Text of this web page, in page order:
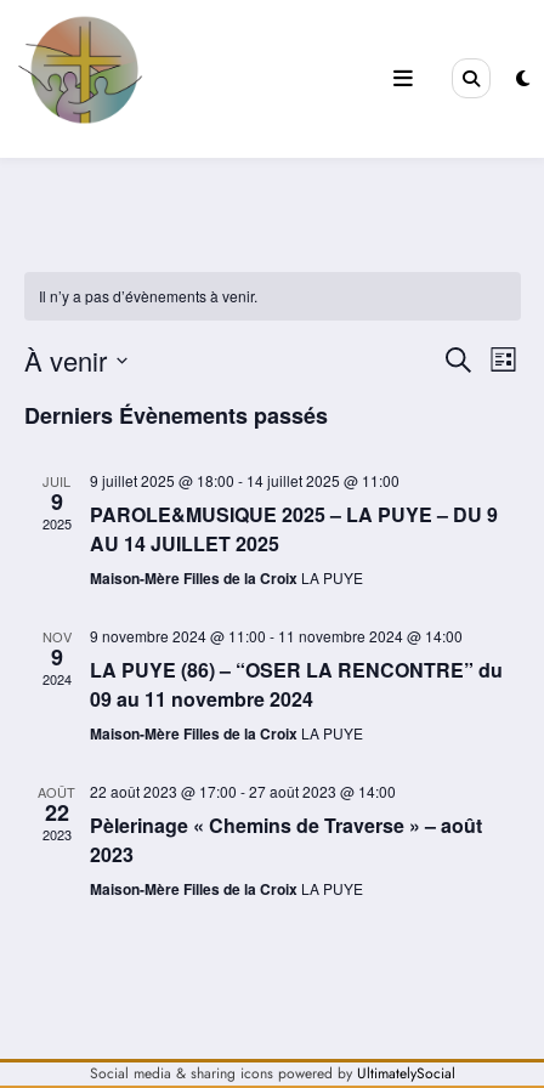
contenu
Filles de la Croix
Il n’y a pas d’évènements à venir.
vues
Recherche
Liste
À venir
une
Derniers Évènements passés
JUIL
9
2025
9 juillet 2025 @ 18:00 - 14 juillet 2025 @ 11:00
PAROLE&MUSIQUE 2025 – LA PUYE – DU 9
AU 14 JUILLET 2025
Maison-Mère Filles de la Croix LA PUYE
NOV
9
2024
9 novembre 2024 @ 11:00 - 11 novembre 2024 @ 14:00
LA PUYE (86) – “OSER LA RENCONTRE” du
09 au 11 novembre 2024
Maison-Mère Filles de la Croix LA PUYE
AOÛT
22
2023
22 août 2023 @ 17:00 -27 août 2023 @ 14:00
Pèlerinage « Chemins de Traverse » – août
2023
Maison-Mère Filles de la Croix LA PUYE
Social media & sharing icons powered by UltimatelySocial